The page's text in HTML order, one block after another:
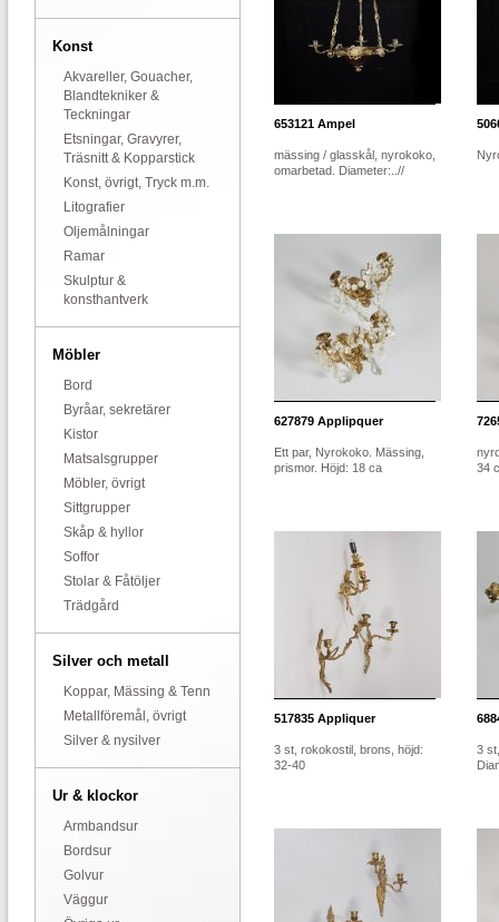
Konst
Akvareller, Gouacher,
Blandtekniker &
Teckningar
Etsningar, Gravyrer,
Träsnitt & Kopparstick
Konst, övrigt, Tryck m.m.
Litografier
Oljemålningar
Ramar
Skulptur &
konsthantverk
Möbler
Bord
Byråar, sekretärer
Kistor
Matsalsgrupper
Möbler, övrigt
Sittgrupper
Skåp & hyllor
Soffor
Stolar & Fåtöljer
Trädgård
Silver och metall
Koppar, Mässing & Tenn
Metallföremål, övrigt
Silver & nysilver
Ur & klockor
Armbandsur
Bordsur
Golvur
Väggur
653121 Ampel
mässing / glasskål, nyrokoko,
omarbetad. Diameter:..//
627879 Applipquer
Ett par, Nyrokoko. Mässing,
prismor. Höjd: 18 ca
34
517835 Appliquer
3 st, rokokostil, brons, höjd:
32-40
3